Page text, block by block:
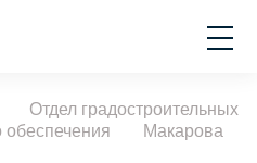
Отдел градостроительных
обеспечения
Макарова